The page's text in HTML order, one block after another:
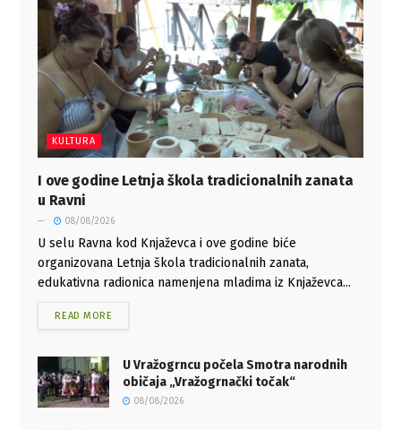
KULTURA
I ove godine Letnja škola tradicionalnih zanata
u Ravni
08/08/2026
U selu Ravna kod Knjaževca i ove godine biće
organizovana Letnja škola tradicionalnih zanata,
edukativna radionica namenjena mladima iz Knjaževca...
READ MORE
U Vražogrncu počela Smotra narodnih
običaja „Vražogrnački točak“
08/08/2026